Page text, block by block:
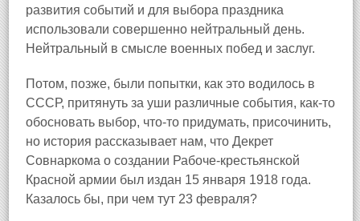
развития событий и для выбора праздника
использовали совершенно нейтральный день.
Нейтральный в смысле военных побед и заслуг.
Потом, позже, были попытки, как это водилось в
СССР, притянуть за уши различные события, как-то
обосновать выбор, что-то придумать, присочинить,
но история рассказывает нам, что Декрет
Совнаркома о создании Рабоче-крестьянской
Красной армии был издан 15 января 1918 года.
Казалось бы, при чем тут 23 февраля?